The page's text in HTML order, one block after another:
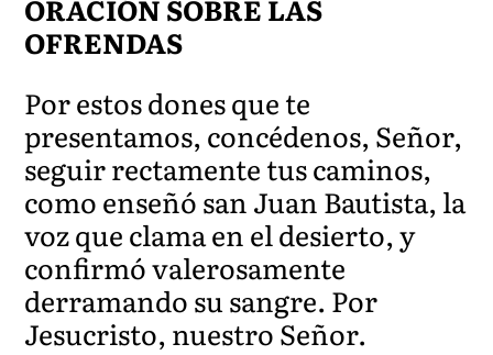
ORACIÓN SOBRE LAS
OFRENDAS
Por estos dones que te
presentamos, concédenos, Señor,
seguir rectamente tus caminos,
como enseñó san Juan Bautista, la
voz que clama en el desierto, y
confirmó valerosamente
derramando su sangre. Por
Jesucristo, nuestro Señor.